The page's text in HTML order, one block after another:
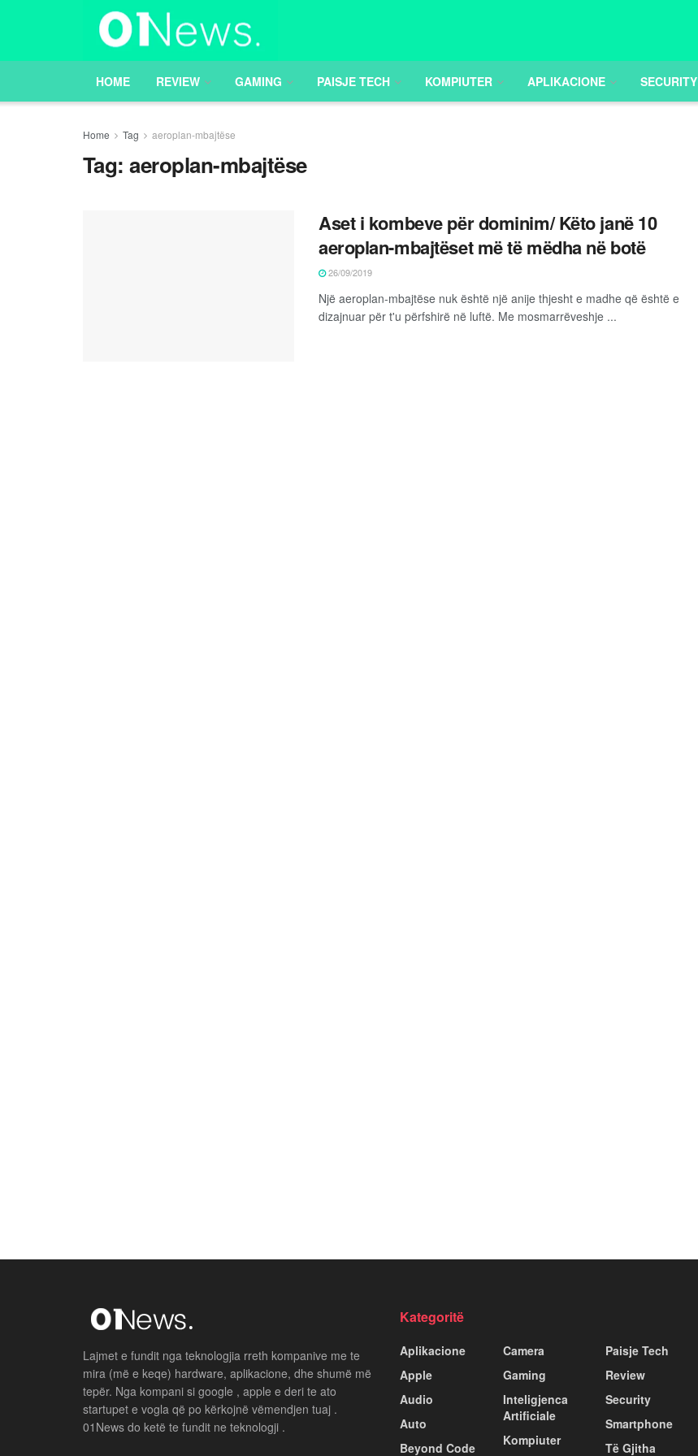
HOME REVIEW GAMING PAISJE TECH KOMPIUTER APLIKACIONE SECURITY
Home Tag aeroplan-mbajtëse
Tag:aeroplan-mbajtëse
Aset i kombeve për dominim/ Këto janë 10
aeroplan-mbajtëset më të mëdha në botë
26/09/2019
Një aeroplan-mbajtëse nuk është një anije thjesht e madhe që është e
dizajnuar për t'u përfshirë në luftë. Me mosmarrëveshje ...
Lajmet e fundit nga teknologjia rreth kompanive me te
mira (më e keqe) hardware, aplikacione, dhe shumë më
tepër. Nga kompani si google , apple e deri te ato
startupet e vogla që po kërkojnë vëmendjen tuaj .
01News do ketë te fundit ne teknologji .
Kategoritë
Aplikacione
Apple
Audio
Auto
Beyond Code
Camera
Gaming
Inteligjenca
Artificiale
Kompiuter
Paisje Tech
Review
Security
Smartphone
Të Gjitha